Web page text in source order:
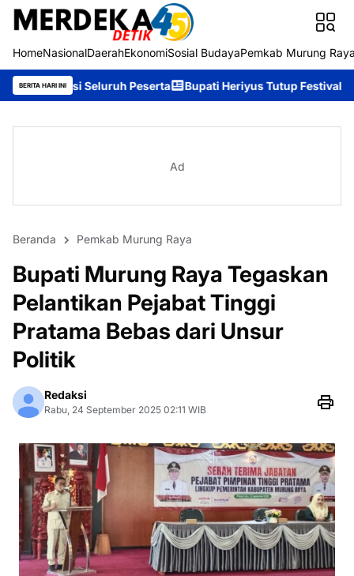
HomeNasionalDaerahEkonomiSosial BudayaPemkab Murung
BERITA HARI INI
Peserta Bupati Heriyus Tutup Festival Budaya Tira
Ad
Beranda Pemkab Murung Raya
Bupati Murung Raya Tegaskan
Pelantikan Pejabat Tinggi
Pratama Bebas dari Unsur
Politik
Redaksi
Rabu, 24 September 2025 02:11 WIB